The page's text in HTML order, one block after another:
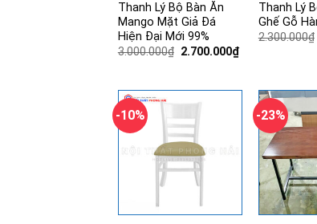
Thanh Lý Bộ Bàn Ăn
Mango Mặt Giả Đá
Hiện Đại Mới 99%
3.000.000₫ Giá
2.700.000₫Giá
2.700.000₫.
Thanh Lý
Ghế Gỗ
2.300.000₫
-10% -23%